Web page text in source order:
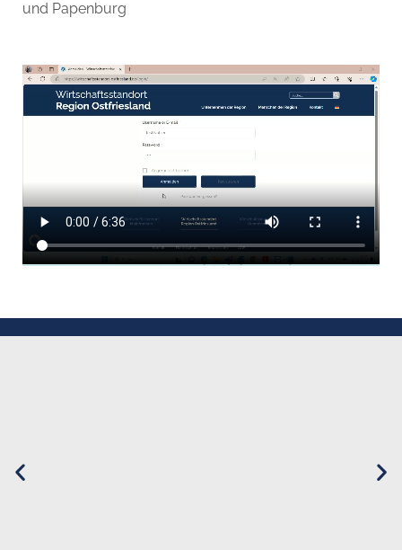
und Papenburg